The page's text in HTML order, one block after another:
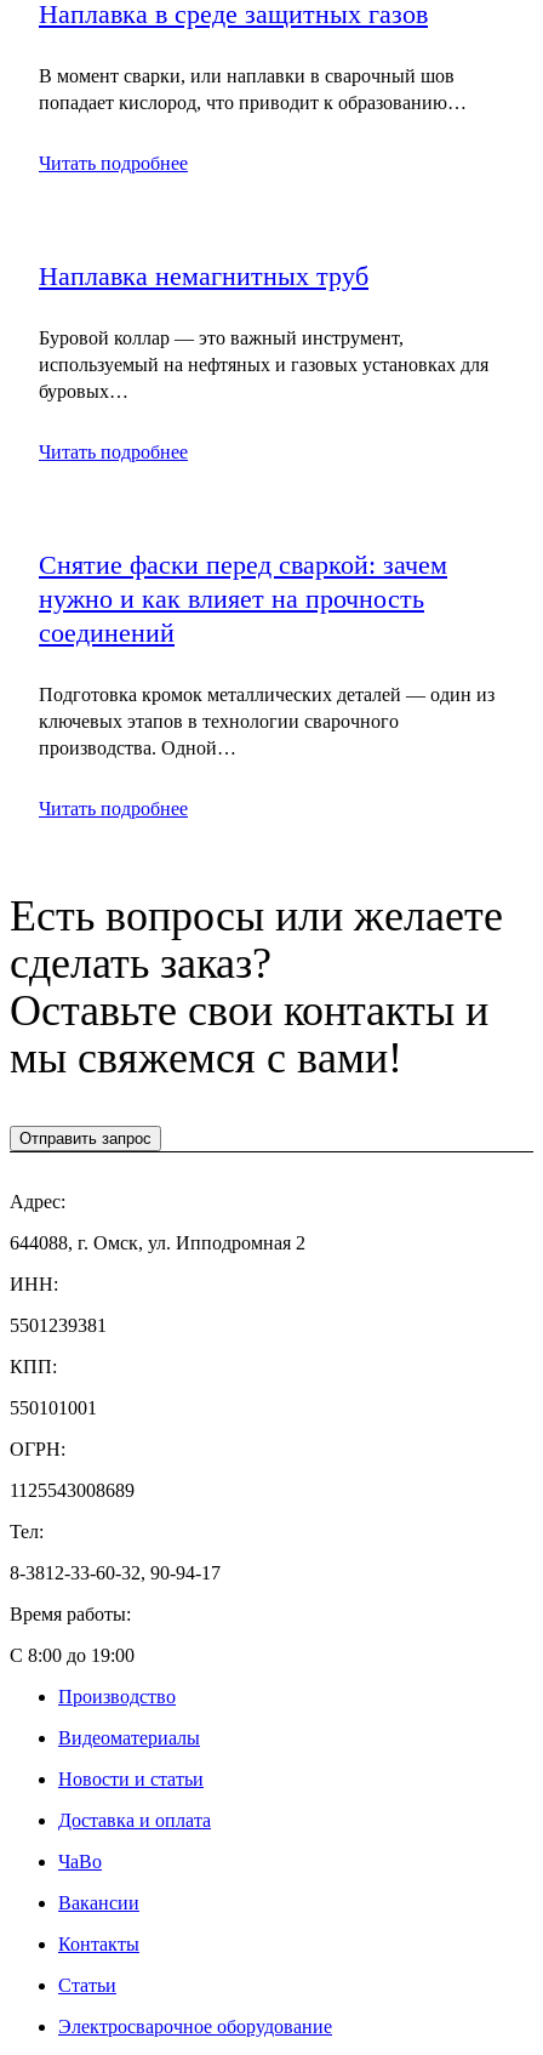
Наплавка в среде защитных газов
В момент сварки, или наплавки в сварочный шов
попадает кислород, что приводит к образованию…
Читать подробнее
Наплавка немагнитных труб
Буровой коллар — это важный инструмент,
используемый на нефтяных и газовых установках для
буровых…
Читать подробнее
Снятие фаски перед сваркой: зачем
нужно и как влияет на прочность
соединений
Подготовка кромок металлических деталей — один из
ключевых этапов в технологии сварочного
производства. Одной…
Читать подробнее
Есть вопросы или желаете
сделать заказ?
Оставьте свои контакты и
мы свяжемся с вами!
Отправить запрос
Адрес:
644088, г. Омск, ул. Ипподромная 2
ИНН:
5501239381
КПП:
550101001
ОГРН:
1125543008689
Тел:
8-3812-33-60-32, 90-94-17
Время работы:
С 8:00 до 19:00
Производство
Видеоматериалы
Новости и статьи
Доставка и оплата
ЧаВо
Вакансии
Контакты
Статьи
Электросварочное оборудование